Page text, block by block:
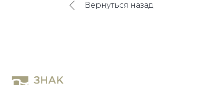
Вернуться назад